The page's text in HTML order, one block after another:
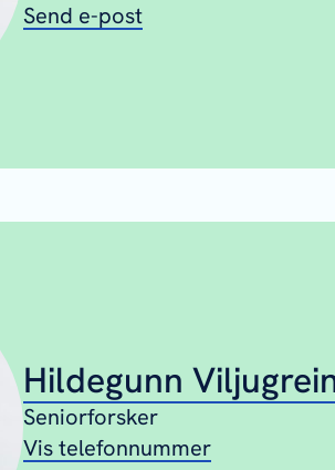
Send e-post
Hildegunn
Seniorforsker
Vis telefonnummer